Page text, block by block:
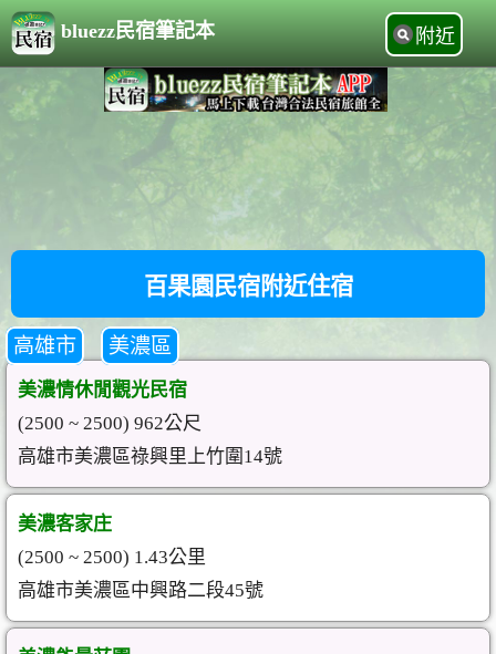
bluezz民宿筆記本 附近
百果園民宿附近住宿
高雄市 美濃區
美濃情休閒觀光民宿
(2500 ~ 2500) 962公尺
高雄市美濃區祿興里上竹圍14號
美濃客家庄
(2500 ~ 2500) 1.43公里
高雄市美濃區中興路二段45號